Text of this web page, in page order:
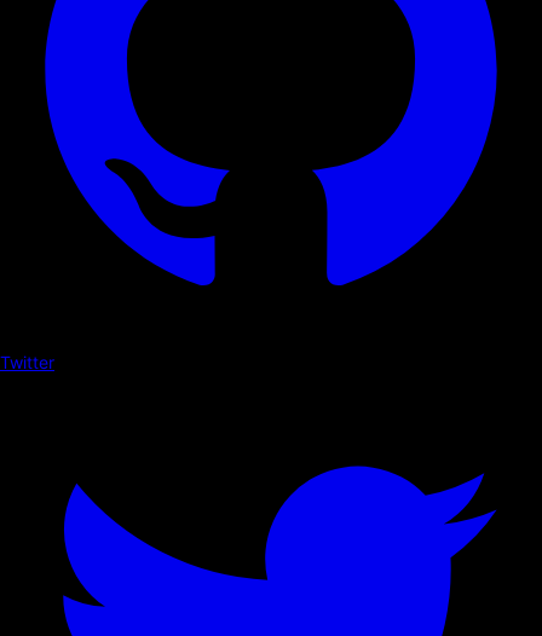
Twitter